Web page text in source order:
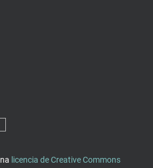
licencia de Creative Commons